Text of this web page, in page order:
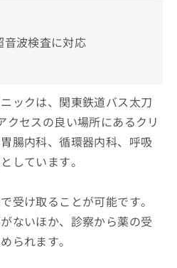
音波検査に対応
ックは、関東鉄道バス太刀
クセスの良い場所にあるクリ
腸内科、循環器内科、呼吸
しています。
受け取ることが可能です。
ないほか、診察から薬の受
られます。